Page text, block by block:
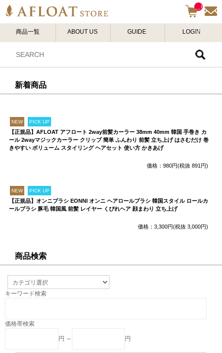
__I
TM
_C
NT
商品一覧 ABOUT US GUIDE LOGIN
新着商品
NEW PICK UP
【正規品】AFLOAT アフロート 2way前髪カーラー 38mm 40mm 韓国 手巻き カ
ール 2wayマジックカーラー クリップ 簡単 ふんわり 前髪 立ち上げ はさむだけ 巻
きやすい ボリューム スタイリング ヘアセット 使い方 かきあげ
価格：980円(税抜 891円)
NEW PICK UP
【正規品】オンニブラシ EONNI オンニ ヘアロールブラシ 韓国スタイル ロールカ
ールブラシ 豚毛 韓国風 前髪 レイヤー くびれヘア 顔まわり 立ち上げ
価格：3,300円(税抜 3,000円)
商品検索
キーワード検索
価格帯検索
円 ～ 円